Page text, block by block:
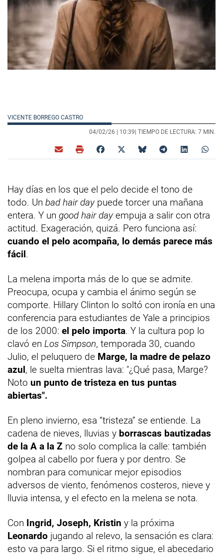
VICENTE BORREGO CASTRO
04/02/26 | 10:39| TIEMPO DE LECTURA: 7 MIN.
Hay días en los que el pelo decide el tono de
todo. Un bad hair day puede torcer una mañana
entera. Y un good hair day empuja a salir con otra
actitud. Exageración, quizá. Pero funciona así:
cuando el pelo acompaña, lo demás parece más
fácil.
La melena importa más de lo que se admite.
Preocupa, ocupa y cambia el ánimo según se
comporte. Hillary Clinton lo soltó con ironía en una
conferencia para estudiantes de Yale a principios
de los 2000: el pelo importa. Y la cultura pop lo
clavó en Los Simpson, temporada 30, cuando
Julio, el peluquero de Marge, la madre de pelazo
azul, le suelta mientras lava: "¿Qué pasa, Marge?
Noto un punto de tristeza en tus puntas
abiertas".
En pleno invierno, esa “tristeza” se entiende. La
cadena de nieves, lluvias y borrascas bautizadas
de la A a la Z no solo complica la calle: también
golpea al cabello por fuera y por dentro. Se
nombran para comunicar mejor episodios
adversos de viento, fenómenos costeros, nieve y
lluvia intensa, y el efecto en la melena se nota.
Con Ingrid, Joseph, Kristin y la próxima
Leonardo jugando al relevo, la sensación es clara:
esto va para largo. Si el ritmo sigue, el abecedario